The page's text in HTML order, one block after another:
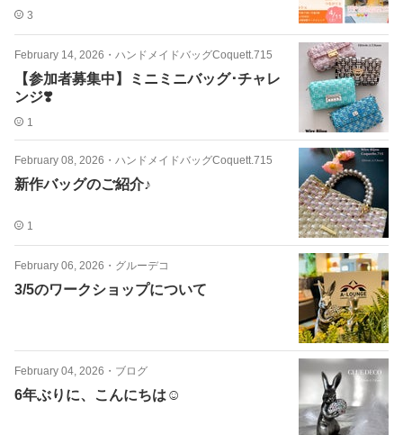
3
February 14, 2026 ・ ハンドメイドバッグCoquett.715
【参加者募集中】ミニミニバッグ･チャレ
ンジ❣️
1
February 08, 2026 ・ ハンドメイドバッグCoquett.715
新作バッグのご紹介♪
1
February 06, 2026 ・ グルーデコ
3/5のワークショップについて
February 04, 2026 ・ ブログ
6年ぶりに、こんにちは☺️